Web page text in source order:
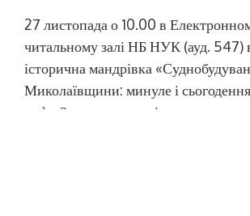
27 листопада о 10.00 в
читальному залі НБ НУК (ауд. 547)
історична мандрівка
Миколаївщини: минуле і
рр.)». Запрошуємо всіх в